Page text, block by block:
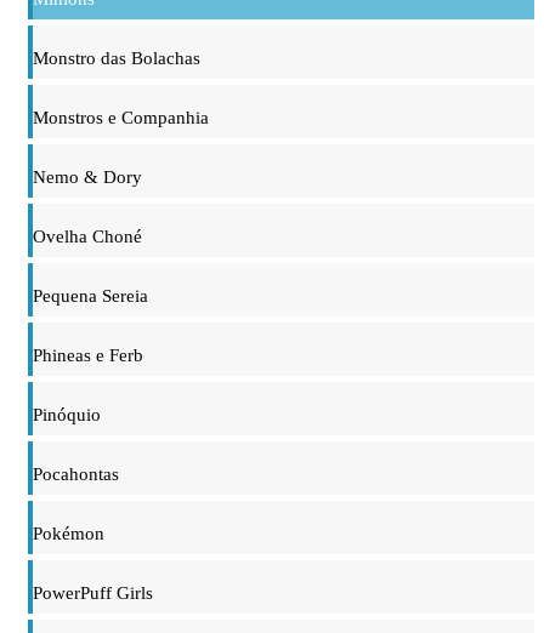
Monstro das Bolachas
Monstros e Companhia
Nemo & Dory
Ovelha Choné
Pequena Sereia
Phineas e Ferb
Pinóquio
Pocahontas
Pokémon
PowerPuff Girls